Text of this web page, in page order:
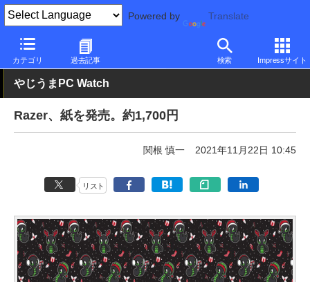
Powered by Translate
カテゴリ 過去記事 検索 Impressサイト
PC Watch 市場 動向
やじうまPC Watch
Razer、紙を発売。約1,700円
関根 慎一 2021年11月22日 10:45
リスト